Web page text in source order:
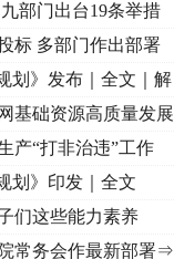
“转折之城”激荡..·[视频]
部门出台19条举措
标 多部门作出部署
划》发布｜全文｜解
基础资源高质量发展
产“打非治违”工作
划》印发｜全文
们这些能力素养
常务会作最新部署⇒